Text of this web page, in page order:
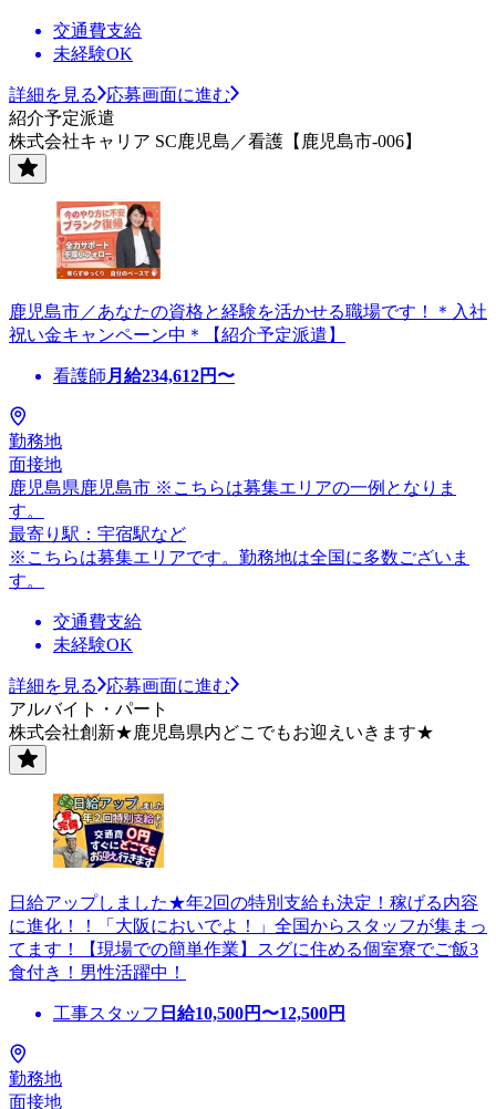
交通費支給
未経験OK
詳細を見る
応募画面に進む
紹介予定派遣
株式会社キャリア SC鹿児島／看護【鹿児島市-006】
鹿児島市／あなたの資格と経験を活かせる職場です！＊入社
祝い金キャンペーン中＊【紹介予定派遣】
看護師 月給234,612円〜
勤務地
面接地
鹿児島県鹿児島市 ※こちらは募集エリアの一例となりま
す。
最寄り駅：宇宿駅など
※こちらは募集エリアです。勤務地は全国に多数ございま
す。
交通費支給
未経験OK
詳細を見る
応募画面に進む
アルバイト・パート
株式会社創新★鹿児島県内どこでもお迎えいきます★
日給アップしました★年2回の特別支給も決定！稼げる内容
に進化！！「大阪においでよ！」全国からスタッフが集まっ
てます！【現場での簡単作業】スグに住める個室寮でご飯3
食付き！男性活躍中！
工事スタッフ 日給10,500円〜12,500円
勤務地
面接地